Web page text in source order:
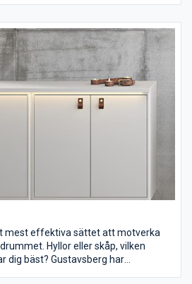
samtidigt som
lösning: med ett enkelt
upp fronten för att lättare komma åt
mest effektiva sättet att motverka
Hyllor eller skåp, vilken
dig bäst? Gustavsberg har